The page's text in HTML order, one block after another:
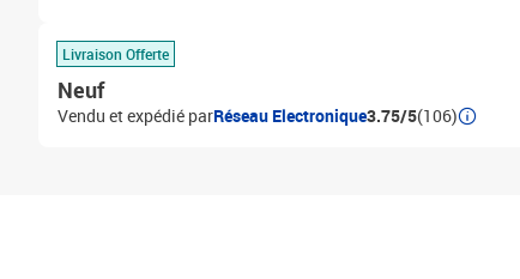
Livraison Offerte
Neuf
Vendu et expédié parRéseau Electronique3.75/5(106)